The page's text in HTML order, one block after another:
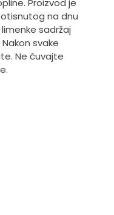
na dnu
sadržaj
svake
Ne čuvajte